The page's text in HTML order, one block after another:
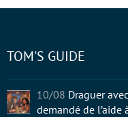
TOM'S GUIDE
10/08 Draguer
demandé de l’aide